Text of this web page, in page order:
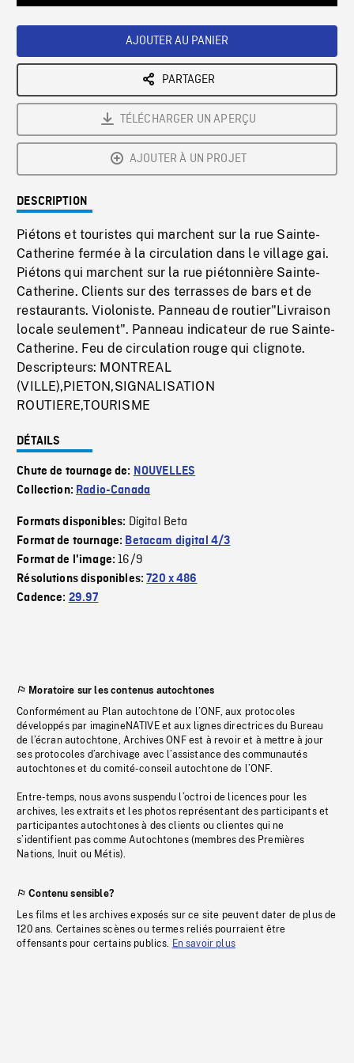
AJOUTER AU PANIER
PARTAGER
TÉLÉCHARGER UN APERÇU
AJOUTER À UN PROJET
DESCRIPTION
Piétons et touristes qui marchent sur la rue Sainte-
Catherine fermée à la circulation dans le village gai.
Piétons qui marchent sur la rue piétonnière Sainte-
Catherine. Clients sur des terrasses de bars et de
restaurants. Violoniste. Panneau de routier"Livraison
locale seulement". Panneau indicateur de rue Sainte-
Catherine. Feu de circulation rouge qui clignote.
Descripteurs: MONTREAL
(VILLE),PIETON,SIGNALISATION
ROUTIERE,TOURISME
DÉTAILS
Chute de tournage de: NOUVELLES
Collection: Radio-Canada
Formats disponibles: Digital Beta
Format de tournage: Betacam digital 4/3
Format de l'image:16/9
Résolutions disponibles:720 x 486
Cadence: 29.97
Moratoire sur les contenus autochtones
Conformément au Plan autochtone de l’ONF, aux protocoles
développés par imagineNATIVE et aux lignes directrices du Bureau
de l’écran autochtone, Archives ONF est à revoir et à mettre à jour
ses protocoles d’archivage avec l’assistance des communautés
autochtones et du comité-conseil autochtone de l’ONF.
Entre-temps, nous avons suspendu l’octroi de licences pour les
archives, les extraits et les photos représentant des participants et
participantes autochtones à des clients ou clientes qui ne
s’identifient pas comme Autochtones (membres des Premières
Nations, Inuit ou Métis).
Contenu sensible?
Les films et les archives exposés sur ce site peuvent dater de plus de
120 ans. Certaines scènes ou termes reliés pourraient être
offensants pour certains publics. En savoir plus